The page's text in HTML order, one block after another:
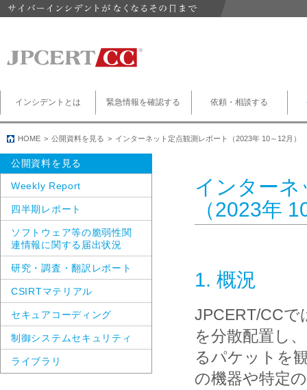
インシデントとは 緊急情報を確認する 依頼・相談する
HOME 公開資料を見る インターネット定点観測レポート（2023年 10～12月）
インターネ
（2023年
1. 概況
JPCERT/CCで
を分散配置し
るパケットを
の機器や特定
公開資料を見る
Weekly Report
四半期レポート
ソフトウェア等の脆弱性関
連情報に関する届出状況
研究・調査・翻訳レポート
CSIRTマテリアル
セキュアコーディング
制御システムセキュリティ
ライブラリ